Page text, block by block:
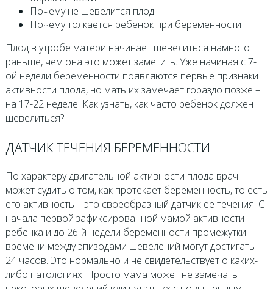
Почему не шевелится плод
Почему толкается ребенок при беременности
Плод в утробе матери начинает шевелиться намного
раньше, чем она это может заметить. Уже начиная с 7-
ой недели беременности появляются первые признаки
активности плода, но мать их замечает гораздо позже –
на 17-22 неделе. Как узнать, как часто ребенок должен
шевелиться?
ДАТЧИК ТЕЧЕНИЯ БЕРЕМЕННОСТИ
По характеру двигательной активности плода врач
может судить о том, как протекает беременность, то есть
его активность – это своеобразный датчик ее течения. С
начала первой зафиксированной мамой активности
ребенка и до 26-й недели беременности промежутки
времени между эпизодами шевелений могут достигать
24 часов. Это нормально и не свидетельствует о каких-
либо патологиях. Просто мама может не замечать